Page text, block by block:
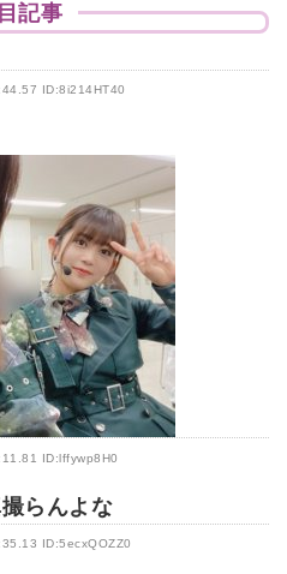
記事
ID:8i214HT40
ID:lffywp8H0
らんよな
ID:5ecxQOZZ0